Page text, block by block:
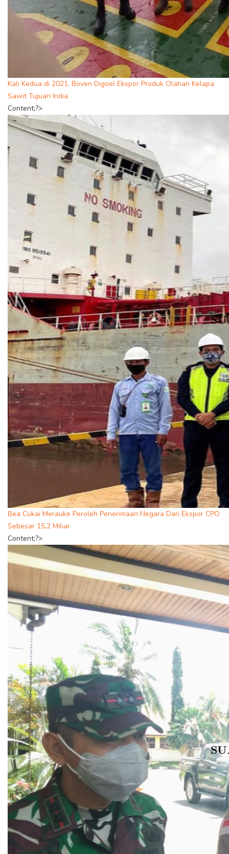
Kali Kedua di 2021, Boven Digoel Ekspor Produk Olahan Kelapa
Sawit Tujuan India
Content;?>
Bea Cukai Merauke Peroleh Penerimaan Negara Dari Ekspor CPO
Sebesar 15,2 Miliar
Content;?>